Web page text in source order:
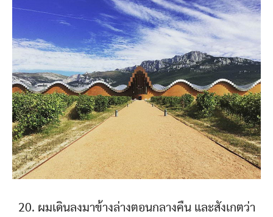
20. ผมเดินลงมาข้างล่างตอนกลางคืน และสังเกตว่า